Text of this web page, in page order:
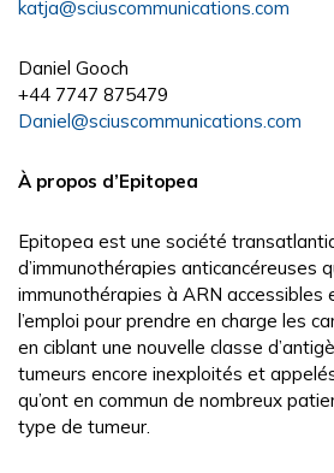
katja@sciuscommunications.com
Daniel Gooch
+44 7747 875479
Daniel@sciuscommunications.com
À propos d’Epitopea
Epitopea est une société
d’immunothérapies anticancéreuses
immunothérapies à ARN accessibles
l’emploi pour prendre en charge les
en ciblant une nouvelle classe
tumeurs encore inexploités et
qu’ont en commun de nombreux
type de tumeur.